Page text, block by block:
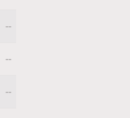
--
--
--